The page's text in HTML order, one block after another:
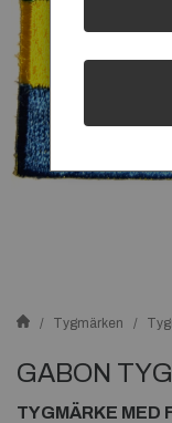
Tygmärken
GABON
TYGMÄRKE MED